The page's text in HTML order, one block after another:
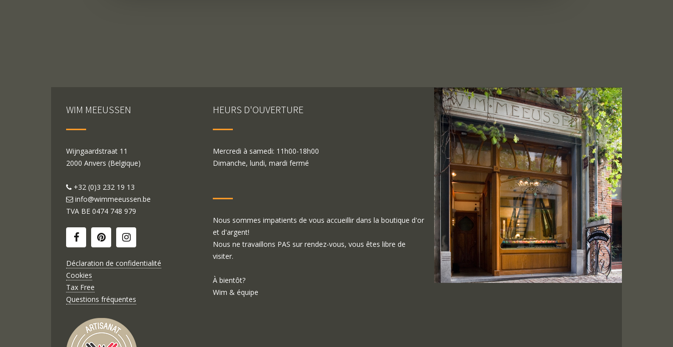
WIM MEEUSSEN
Wijngaardstraat 11
2000 Anvers (Belgique)
+32 (0)3 232 19 13
info@wimmeeussen.be
TVA BE 0474 748 979
Déclaration de confidentialité
Cookies
Tax Free
Questions fréquentes
HEURS D'OUVERTURE
Mercredi à samedi: 11h00-18h00
Dimanche, lundi, mardi fermé
Nous sommes impatients de vous accueillir dans la boutique d'or
et d'argent!
Nous ne travaillons PAS sur rendez-vous, vous êtes libre de
visiter.
À bientôt?
Wim & équipe